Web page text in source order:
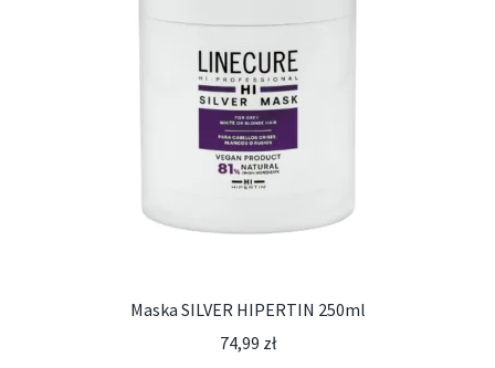
Maska SILVER HIPERTIN 250ml
74,99 zł